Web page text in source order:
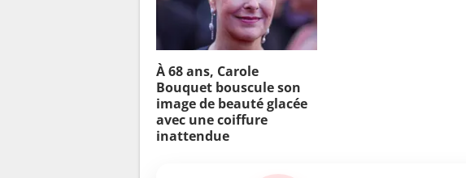
À 68 ans, Carole
Bouquet bouscule son
image de beauté glacée
avec une coiffure
inattendue